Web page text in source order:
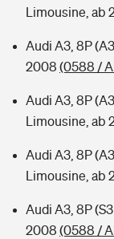
Limousine, ab
Audi A3, 8P
2008 (0588 /
Audi A3, 8P
Limousine, ab
Audi A3, 8P
Limousine, ab
Audi A3, 8P
2008 (0588 /